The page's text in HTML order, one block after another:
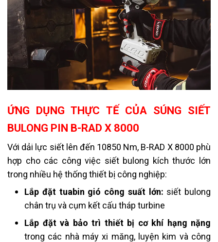
ỨNG DỤNG THỰC TẾ CỦA SÚNG SIẾT
BULONG PIN B-RAD X 8000
Với dải lực siết lên đến 10850 Nm, B-RAD X 8000 phù
hợp cho các công việc siết bulong kích thước lớn
trong nhiều hệ thống thiết bị công nghiệp:
Lắp đặt tuabin gió công suất lớn: siết bulong
chân trụ và cụm kết cấu tháp turbine
Lắp đặt và bảo trì thiết bị cơ khí hạng nặng
trong các nhà máy xi măng, luyện kim và công